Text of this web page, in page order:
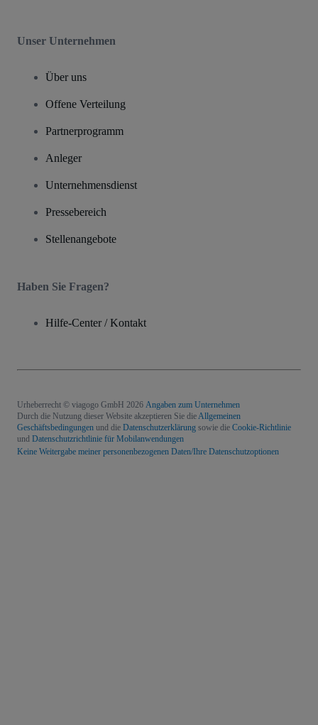
Unser Unternehmen
Über uns
Offene Verteilung
Partnerprogramm
Anleger
Unternehmensdienst
Pressebereich
Stellenangebote
Haben Sie Fragen?
Hilfe-Center / Kontakt
Urheberrecht © viagogo GmbH 2026 Angaben zum Unternehmen
Durch die Nutzung dieser Website akzeptieren Sie die Allgemeinen
Geschäftsbedingungen und die Datenschutzerklärung sowie die Cookie-Richtlinie
und Datenschutzrichtlinie für Mobilanwendungen
Keine Weitergabe meiner personenbezogenen Daten/Ihre Datenschutzoptionen